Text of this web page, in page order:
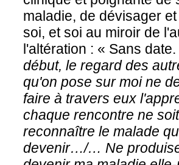
maladie, de dévisager
soi, et soi au miroir de
l'altération : « Sans date.
début, le regard des
qu'on pose sur moi ne
faire à travers eux
chaque rencontre ne
reconnaître le malade
devenir…/… Ne